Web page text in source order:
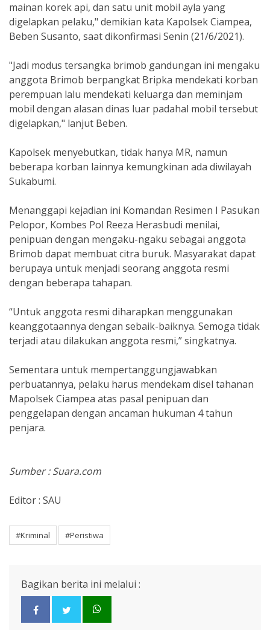
mainan korek api, dan satu unit mobil ayla yang
digelapkan pelaku," demikian kata Kapolsek Ciampea,
Beben Susanto, saat dikonfirmasi Senin (21/6/2021).
"Jadi modus tersangka brimob gandungan ini mengaku
anggota Brimob berpangkat Bripka mendekati korban
perempuan lalu mendekati keluarga dan meminjam
mobil dengan alasan dinas luar padahal mobil tersebut
digelapkan," lanjut Beben.
Kapolsek menyebutkan, tidak hanya MR, namun
beberapa korban lainnya kemungkinan ada diwilayah
Sukabumi.
Menanggapi kejadian ini Komandan Resimen I Pasukan
Pelopor, Kombes Pol Reeza Herasbudi menilai,
penipuan dengan mengaku-ngaku sebagai anggota
Brimob dapat membuat citra buruk. Masyarakat dapat
berupaya untuk menjadi seorang anggota resmi
dengan beberapa tahapan.
“Untuk anggota resmi diharapkan menggunakan
keanggotaannya dengan sebaik-baiknya. Semoga tidak
terjadi atau dilakukan anggota resmi,” singkatnya.
Sementara untuk mempertanggungjawabkan
perbuatannya, pelaku harus mendekam disel tahanan
Mapolsek Ciampea atas pasal penipuan dan
penggelapan dengan ancaman hukuman 4 tahun
penjara.
Sumber : Suara.com
Editor : SAU
#Kriminal #Peristiwa
Bagikan berita ini melalui :